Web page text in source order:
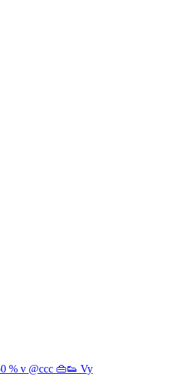
% v @ccc 👜👟 Vy